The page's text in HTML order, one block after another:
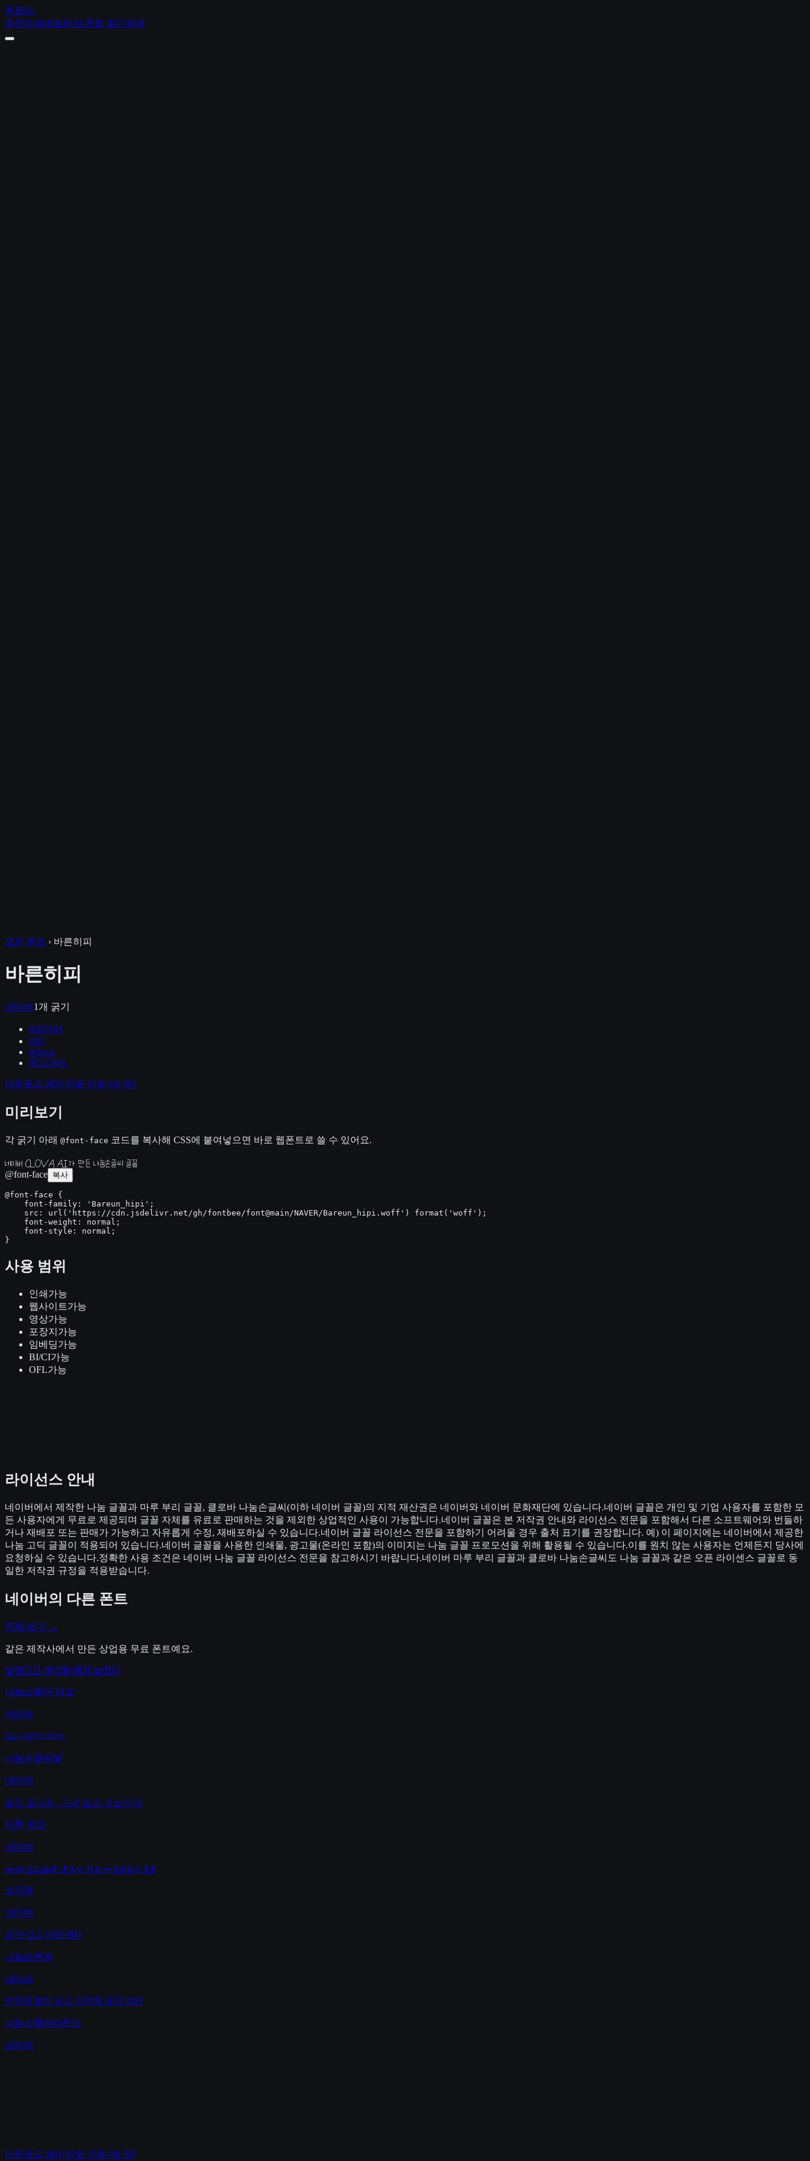
폰트비 .
추천 이색새로운AI 폰트 찾기 검색
모든 폰트 › 바른히피
바른히피
네이버 1 개 굵기
#네이버
#AI
#clova
#CLOVA
다운로드 페이지로 이동 (새 창)
미리보기
각 굵기 아래 @font-face 코드를 복사해 CSS에 붙여넣으면 바로 웹폰트로 쓸 수 있어요.
네이버 CLOVA AI가 만든 나눔손글씨 글꼴
@font-face 복사
@font-face {
    font-family: 'Bareun_hipi';
    src: url('https://cdn.jsdelivr.net/gh/fontbee/font@main/NAVER/Bareun_hipi.woff') format('woff');
    font-weight: normal;
    font-style: normal;
}
사용 범위
인쇄 가능
웹사이트가능
영상가능
포장지 가능
임베딩가능
BI/CI가능
OFL가능
라이선스 안내
네이버에서 제작한 나눔 글꼴과 마루 부리 글꼴, 클로바 나눔손글씨(이하 네이버 글꼴)의 지적 재산권은 네이버와 네이버 문화재단에 있습니다.네이버 글꼴은 개인 및 기업 사용자를 포함한 모
든 사용자에게 무료로 제공되며 글꼴 자체를 유료로 판매하는 것을 제외한 상업적인 사용이 가능합니다.네이버 글꼴은 본 저작권 안내와 라이선스 전문을 포함해서 다른 소프트웨어와 번들하
거나 재배포 또는 판매가 가능하고 자유롭게 수정, 재배포하실 수 있습니다.네이버 글꼴 라이선스 전문을 포함하기 어려울 경우 출처 표기를 권장합니다. 예) 이 페이지에는 네이버에서 제공한
나눔 고딕 글꼴이 적용되어 있습니다.네이버 글꼴을 사용한 인쇄물, 광고물(온라인 포함)의 이미지는 나눔 글꼴 프로모션을 위해 활용될 수 있습니다.이를 원치 않는 사용자는 언제든지 당사에
요청하실 수 있습니다.정확한 사용 조건은 네이버 나눔 글꼴 라이선스 전문을 참고하시기 바랍니다.네이버 마루 부리 글꼴과 클로바 나눔손글씨도 나눔 글꼴과 같은 오픈 라이센스 글꼴로 동
일한 저작권 규정을 적용받습니다.
네이버 의 다른 폰트
전체 보기 →
같은 제작사에서 만든 상업용 무료 폰트예요.
늦었다고 생각할 때가 늦었다
나눔스퀘어 네오
네이버
즐길 수 없으면 피하라
나눔손글씨붓
네이버
꿈은 없고요. 그냥 놀고 싶습니다.
마루 부리
네이버
네이버 CLOVA AI가 만든 나눔손글씨 글꼴
소미체
네이버
과거는갔고 미래는몰라
나눔바른펜
네이버
천지에 봄이 오고 지천에 꽃이 피면
나눔스퀘어라운드
네이버
다운로드 페이지로 이동 (새 창)